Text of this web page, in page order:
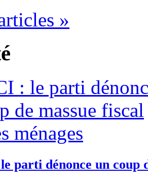
»
parti dénonce un coup